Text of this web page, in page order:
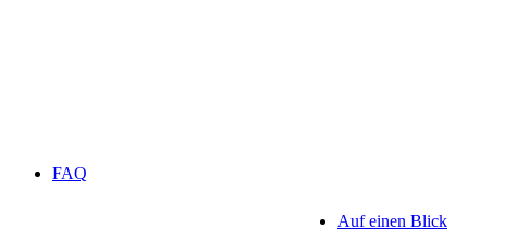
FAQ
Auf einen Blick